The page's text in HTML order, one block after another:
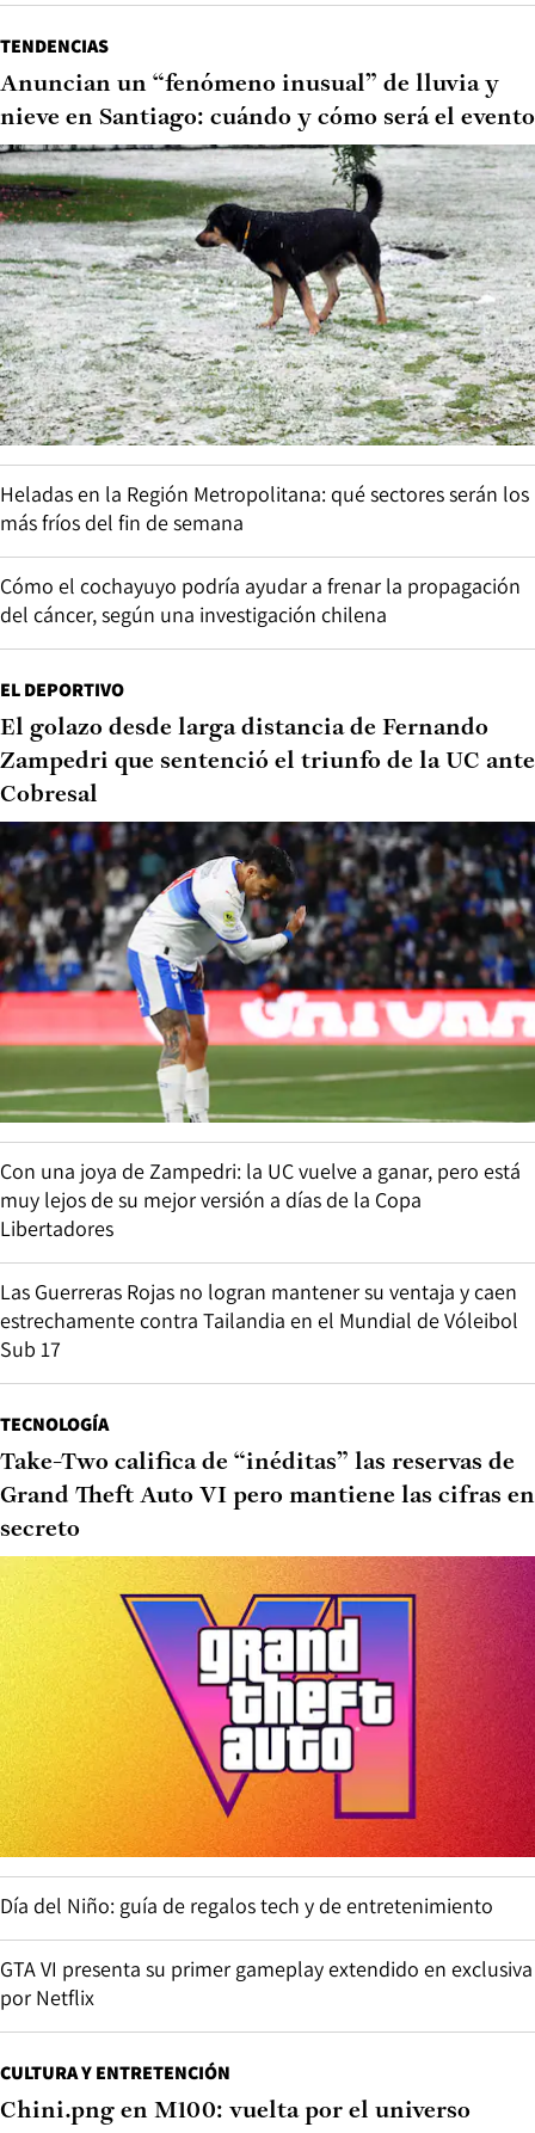
TENDENCIAS
Anuncian un “fenómeno inusual” de lluvia y
nieve en Santiago: cuándo y cómo será el evento
Heladas en la Región Metropolitana: qué sectores serán los
más fríos del fin de semana
Cómo el cochayuyo podría ayudar a frenar la propagación
del cáncer, según una investigación chilena
EL DEPORTIVO
El golazo desde larga distancia de Fernando
Zampedri que sentenció el triunfo de la UC ante
Cobresal
Con una joya de Zampedri: la UC vuelve a ganar, pero está
muy lejos de su mejor versión a días de la Copa
Libertadores
Las Guerreras Rojas no logran mantener su ventaja y caen
estrechamente contra Tailandia en el Mundial de Vóleibol
Sub 17
TECNOLOGÍA
Take-Two califica de “inéditas” las reservas de
Grand Theft Auto VI pero mantiene las cifras en
secreto
Día del Niño: guía de regalos tech y de entretenimiento
GTA VI presenta su primer gameplay extendido en exclusiva
por Netflix
CULTURA Y ENTRETENCIÓN
Chini.png en M100: vuelta por el universo